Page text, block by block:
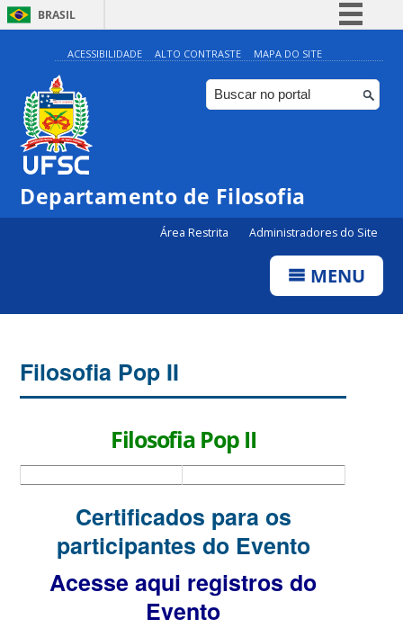
BRASIL
Simplifique!
Comunica BR
Participe
Canais
ACESSIBILIDADE ALTO CONTRASTE MAPA DO SITE
Departamento de Filosofia
Área Restrita Administradores do Site
MENU
Filosofia Pop II
Filosofia Pop II
Certificados para os
participantes do Evento
Acesse aqui registros do
Evento